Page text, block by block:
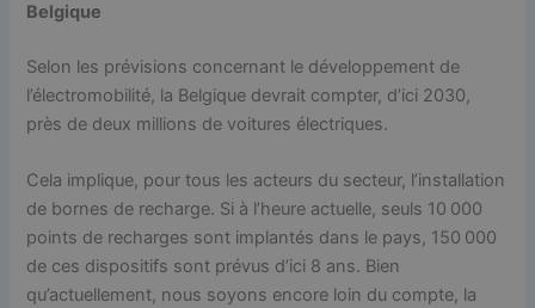
Belgique
Selon les prévisions concernant le développement de
l’électromobilité, la Belgique devrait compter, d’ici 2030,
près de deux millions de voitures électriques.
Cela implique, pour tous les acteurs du secteur, l’installation
de bornes de recharge. Si à l’heure actuelle, seuls 10 000
points de recharges sont implantés dans le pays, 150 000
de ces dispositifs sont prévus d’ici 8 ans. Bien
qu’actuellement, nous soyons encore loin du compte, la